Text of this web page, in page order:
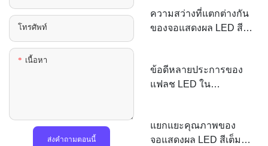
โทรศัพท์
เนื้อหา
ส่งคำถามตอนนี้
ความสว่างที่แตกต่างกัน
ของจอแสดงผล LED สี
ข้อดีหลายประการของ
แฟลช LED ใน
แยกแยะคุณภาพของ
จอแสดงผล LED สีเต็มรูป